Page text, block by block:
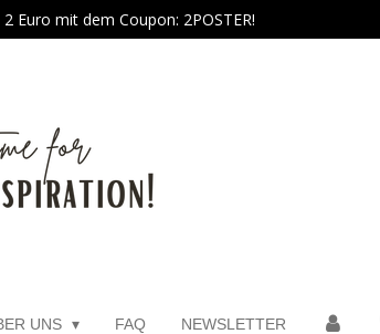
Euro mit dem Coupon: 2POSTER!
UNS FAQ NEWSLETTER